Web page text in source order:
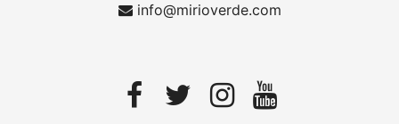
info@mirioverde.com